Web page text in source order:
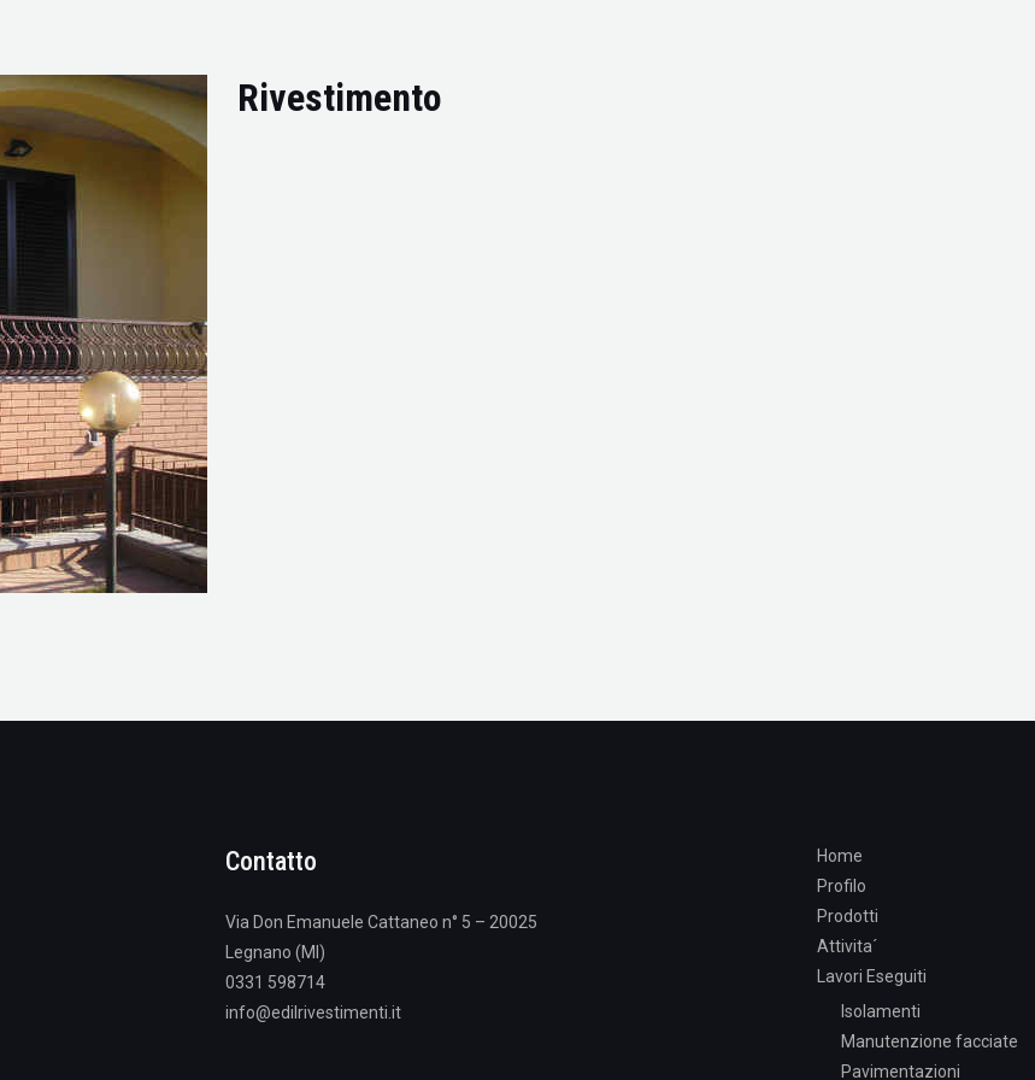
Rivestimento
Contatto
Via Don Emanuele Cattaneo n° 5 – 20025
Legnano (MI)
0331 598714
info@edilrivestimenti.it
Home
Profilo
Prodotti
Attivita´
Lavori Eseguiti
Isolamenti
Manutenzione facciate
Pavimentazioni